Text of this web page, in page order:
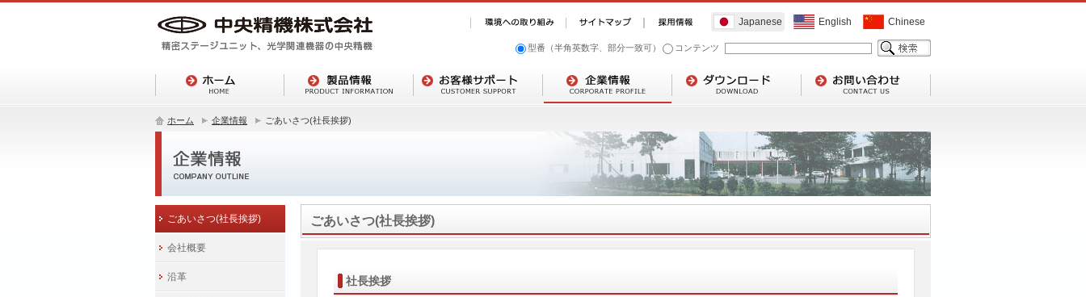
Japanese English Chinese
型番（半角英数字、部分一致可） コンテンツ
ホーム 企業情報 ごあいさつ(社長挨拶)
ごあいさつ(社長挨拶)
社長挨拶
ごあいさつ(社長挨拶)
会社概要
沿革